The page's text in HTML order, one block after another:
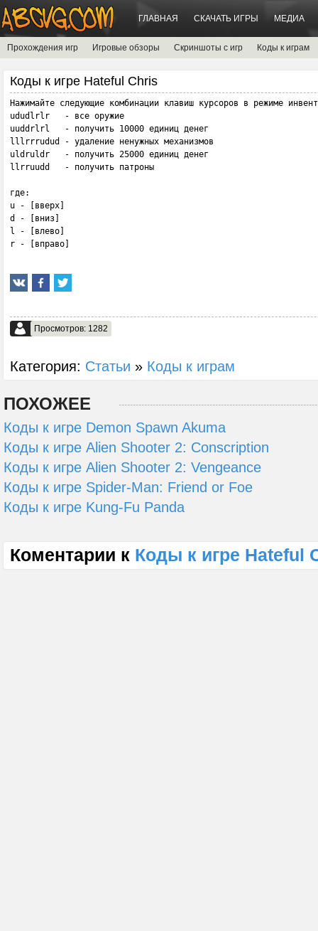
ГЛАВНАЯ СКАЧАТЬ ИГРЫ МЕДИА
Прохождения игр Игровые обзоры Скриншоты с игр Коды к играм
Коды к игре Hateful Chris
Нажимайте следующие комбинации клавиш курсоров в режиме
ududlrlr   - все оружие
uuddrlrl   - получить 10000 единиц денег
lllrrrudud - удаление ненужных механизмов
uldruldr   - получить 25000 единиц денег
llrruudd   - получить патроны
где:
u - [вверх]
d - [вниз]
l - [влево]
r - [вправо]
Просмотров: 1282
Категория: Статьи » Коды к играм
ПОХОЖЕЕ
Коды к игре Demon Spawn Akuma
Коды к игре Alien Shooter 2: Conscription
Коды к игре Alien Shooter 2: Vengeance
Коды к игре Spider-Man: Friend or Foe
Коды к игре Kung-Fu Panda
Коментарии к Коды к игре Hateful